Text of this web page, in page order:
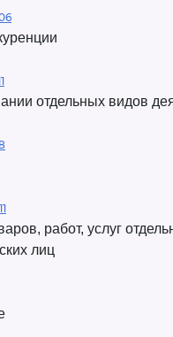
отдельных видов
работ, услуг
лиц